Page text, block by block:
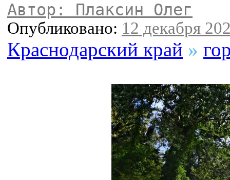
Автор: Плаксин Олег
Опубликовано: 12 декабря
Краснодарский край »